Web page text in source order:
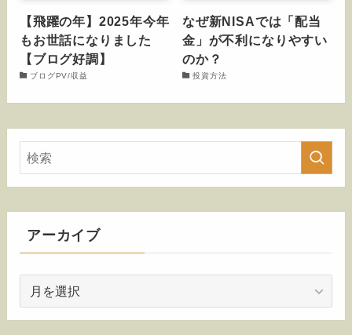
【飛躍の年】2025年今年
もお世話になりました
【ブログ好調】
ブログPV/収益
なぜ新NISAでは「配当
金」が不利になりやすい
のか？
投資方法
アーカイブ
カ